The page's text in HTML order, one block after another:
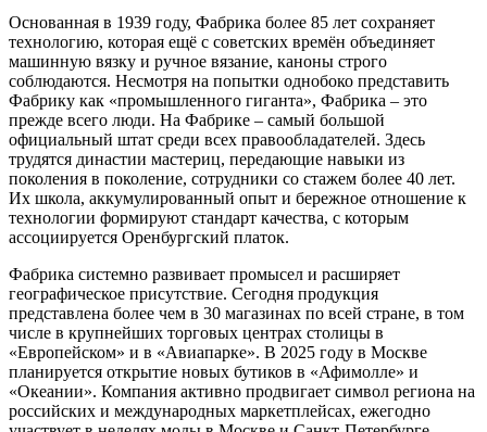
Основанная в 1939 году, Фабрика более 85 лет сохраняет
технологию, которая ещё с советских времён объединяет
машинную вязку и ручное вязание, каноны строго
соблюдаются. Несмотря на попытки однобоко представить
Фабрику как «промышленного гиганта», Фабрика – это
прежде всего люди. На Фабрике – самый большой
официальный штат среди всех правообладателей. Здесь
трудятся династии мастериц, передающие навыки из
поколения в поколение, сотрудники со стажем более 40 лет.
Их школа, аккумулированный опыт и бережное отношение к
технологии формируют стандарт качества, с которым
ассоциируется Оренбургский платок.
Фабрика системно развивает промысел и расширяет
географическое присутствие. Сегодня продукция
представлена более чем в 30 магазинах по всей стране, в том
числе в крупнейших торговых центрах столицы в
«Европейском» и в «Авиапарке». В 2025 году в Москве
планируется открытие новых бутиков в «Афимолле» и
«Океании». Компания активно продвигает символ региона на
российских и международных маркетплейсах, ежегодно